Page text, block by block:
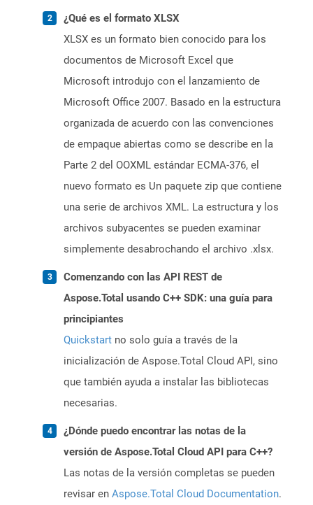
¿Qué es el formato XLSX
XLSX es un formato bien conocido para los
documentos de Microsoft Excel que
Microsoft introdujo con el lanzamiento de
Microsoft Office 2007. Basado en la estructura
organizada de acuerdo con las convenciones
de empaque abiertas como se describe en la
Parte 2 del OOXML estándar ECMA-376, el
nuevo formato es Un paquete zip que contiene
una serie de archivos XML. La estructura y los
archivos subyacentes se pueden examinar
simplemente desabrochando el archivo .xlsx.
Comenzando con las API REST de
Aspose.Total usando C++ SDK: una guía para
principiantes
Quickstart no solo guía a través de la
inicialización de Aspose.Total Cloud API, sino
que también ayuda a instalar las bibliotecas
necesarias.
¿Dónde puedo encontrar las notas de la
versión de Aspose.Total Cloud API para C++?
Las notas de la versión completas se pueden
revisar en Aspose.Total Cloud Documentation.